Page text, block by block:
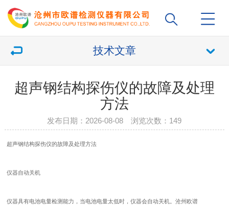
技术文章
超声钢结构探伤仪的故障及处理
方法
发布日期：2026-08-08 浏览次数： 149
超声钢结构探伤仪的故障及处理方法
仪器自动关机
仪器具有电池电量检测能力，当电池电量太低时，仪器会自动关机。沧州欧谱